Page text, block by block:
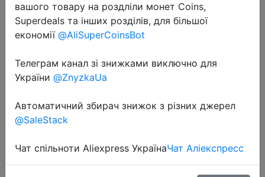
2025-01-18
ZIQIAO Petite Hooded Sunscreen
Off Shoulder Long sleeved
Breathable Casual Top 24ZQ92084
вашого товару на роздліли монет Coins,
Superdeals та інших розділів, для більшої
економії @AliSuperCoinsBot
Телеграм канал зі знижками виключно для
України @ZnyzkaUa
Автоматичний збирач знижок з різних джерел
@SaleStack
Чат спільноти Aliexpress УкраїнаЧат Аліекспресс